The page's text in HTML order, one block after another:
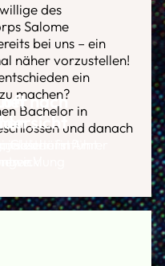
des
Salome
bei uns – ein
näher vorzustellen!
ein
machen?
Bachelor in
und danach
nach
von
e.V
Geschäfstführer
im Amt